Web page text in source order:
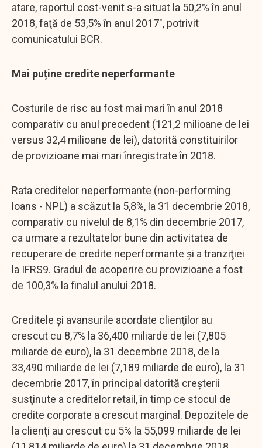
atare, raportul cost-venit s-a situat la 50,2% în anul
2018, faţă de 53,5% în anul 2017", potrivit
comunicatului BCR.
Mai puține credite neperformante
Costurile de risc au fost mai mari în anul 2018
comparativ cu anul precedent (121,2 milioane de lei
versus 32,4 milioane de lei), datorită constituirilor
de provizioane mai mari înregistrate în 2018.
Rata creditelor neperformante (non-performing
loans - NPL) a scăzut la 5,8%, la 31 decembrie 2018,
comparativ cu nivelul de 8,1% din decembrie 2017,
ca urmare a rezultatelor bune din activitatea de
recuperare de credite neperformante şi a tranziţiei
la IFRS9. Gradul de acoperire cu provizioane a fost
de 100,3% la finalul anului 2018.
Creditele şi avansurile acordate clienţilor au
crescut cu 8,7% la 36,400 miliarde de lei (7,805
miliarde de euro), la 31 decembrie 2018, de la
33,490 miliarde de lei (7,189 miliarde de euro), la 31
decembrie 2017, în principal datorită creşterii
susţinute a creditelor retail, în timp ce stocul de
credite corporate a crescut marginal. Depozitele de
la clienţi au crescut cu 5% la 55,099 miliarde de lei